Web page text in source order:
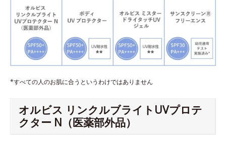
*すべての人のお肌に合うというわけではありません
オルビス リンクルブライトUVプロテ
クター N（医薬部外品）